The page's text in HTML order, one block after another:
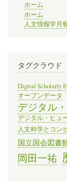
ホーム
ホーム
人文情報学月
タグクラウド
Digital Scholarly
オープンデータ
デジタル
デジタル・ヒュ
人文科学とコン
国立国会図書
岡田一祐